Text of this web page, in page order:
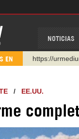
NOTICIAS
EN
https://
Instagram
https://
http://
/ EE.UU.